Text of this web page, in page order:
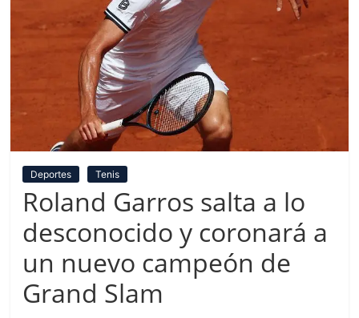
Deportes Tenis
Roland Garros salta a lo
desconocido y coronará a
un nuevo campeón de
Grand Slam